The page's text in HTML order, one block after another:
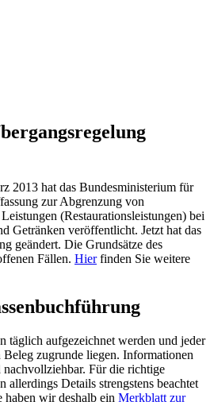
2013 hat das Bundesministerium für
zur Abgrenzung von
(Restaurationsleistungen) bei
Getränken veröffentlicht. Jetzt hat das
geändert. Die Grundsätze des
Fällen. Hierfinden Sie weitere
täglich aufgezeichnet werden und jeder
Beleg zugrunde liegen. Informationen
Für die richtige
allerdings Details strengstens beachtet
wir deshalb ein Merkblatt zur